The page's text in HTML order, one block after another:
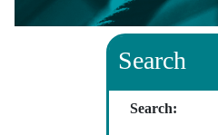
Search
Search: